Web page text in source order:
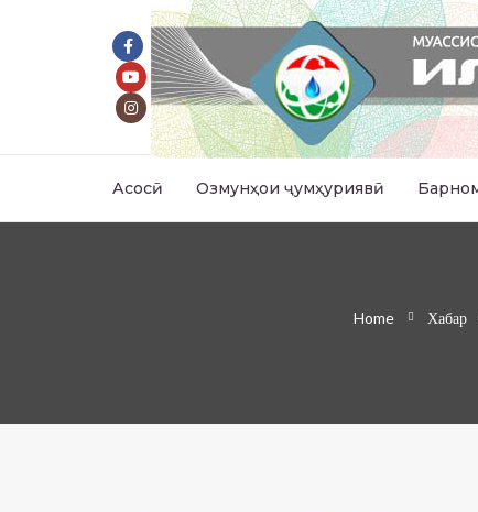
Асосӣ Озмунҳои ҷумҳуриявӣ
Home Хабар